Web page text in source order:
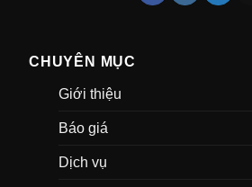
CHUYÊN MỤC
Giới thiệu
Báo giá
Dịch vụ